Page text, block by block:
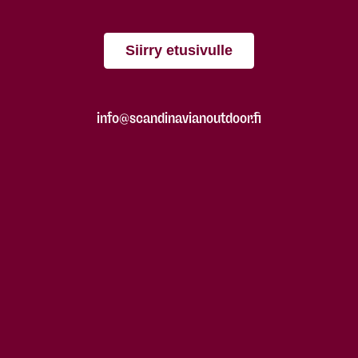
Siirry etusivulle
info@scandinavianoutdoor.fi